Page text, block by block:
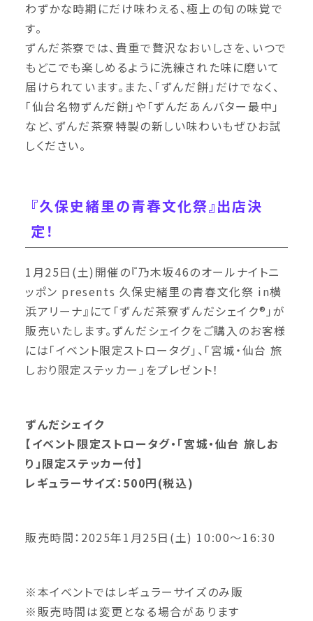
わずかな時期にだけ味わえる、極上の旬の味覚で
す。
ずんだ茶寮では、貴重で贅沢なおいしさを、いつで
もどこでも楽しめるように洗練された味に磨いて
届けられています。また、「ずんだ餅」だけでなく、
「仙台名物ずんだ餅」や「ずんだあんバター最中」
など、ずんだ茶寮特製の新しい味わいもぜひお試
しください。
『久保史緒里の青春文化祭』出店決
定！
1月25日(土)開催の『乃木坂46のオールナイトニ
ッポン presents 久保史緒里の青春文化祭 in横
浜アリーナ』にて「ずんだ茶寮ずんだシェイク®」が
販売いたします。ずんだシェイクをご購入のお客様
には「イベント限定ストロータグ」、「宮城・仙台 旅
しおり限定ステッカー」をプレゼント！
ずんだシェイク
【イベント限定ストロータグ・「宮城・仙台 旅しお
り」限定ステッカー付】
レギュラーサイズ：500円(税込)
販売時間：2025年1月25日(土) 10:00～16:30
※本イベントではレギュラーサイズのみ販
※販売時間は変更となる場合があります